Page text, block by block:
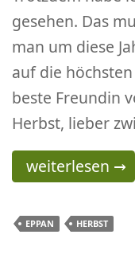
gesehen. Das
man um diese
auf die
beste Freundin
Herbst, lieber
Spaziergang
weiterlesen →
EPPAN HERBST